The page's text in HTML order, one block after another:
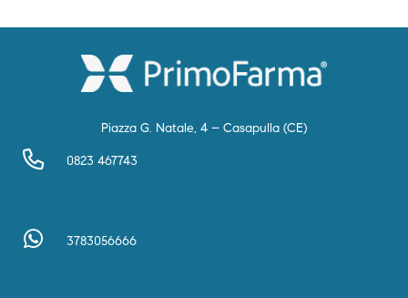
Piazza G. Natale, 4 – Casapulla (CE)
0823 467743
3783056666